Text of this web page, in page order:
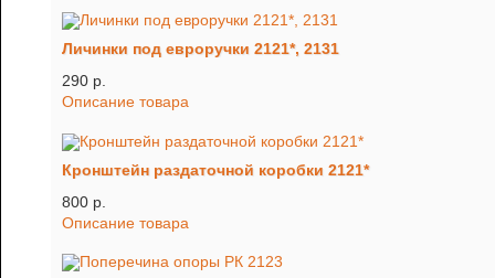
Личинки под евроручки 2121*, 2131
290 p.
Описание товара
Кронштейн раздаточной коробки 2121*
800 p.
Описание товара